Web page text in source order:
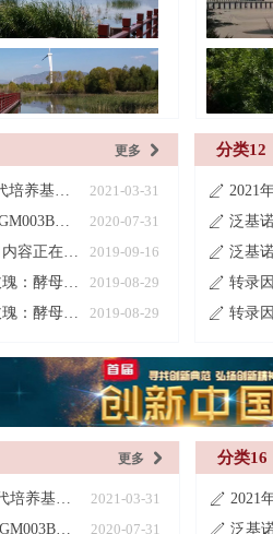
2021-03-31
2021年YGM003B酵母第一代培养基产品目录更新说明
2020-07-31
泛基诺酵母第一代培养基YGM003B系列
2019-09-16
泛基诺网站上线，频道栏目内容正在建设中
2019-08-29
转录因子万花丛中的夏日玫瑰：酵母单杂交系统
2019-08-29
转录因子万花丛中的夏日玫瑰：酵母单杂交系统
分类12
ꄅ
ꄅ
ꄅ
ꄅ
ꄅ
2021-03-31
2021年YGM003B酵母第一代培养基产品目录更新说明
2020-07-31
泛基诺酵母第一代培养基YGM003B系列
分类16
ꄅ
ꄅ
更多 낑
更多 낑